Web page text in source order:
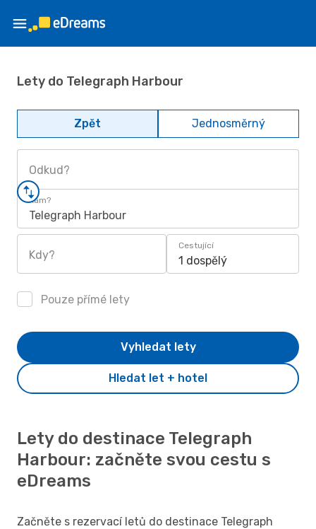
Lety do Telegraph Harbour
Zpět Jednosměrný
Odkud?
Kam?
Telegraph Harbour
Kdy?
Cestující
1 dospělý
Pouze přímé lety
Hledat let + hotel
Vyhledat lety
Lety do destinace Telegraph
Harbour: začněte svou cestu s
eDreams
Začněte s rezervací letů do destinace Telegraph